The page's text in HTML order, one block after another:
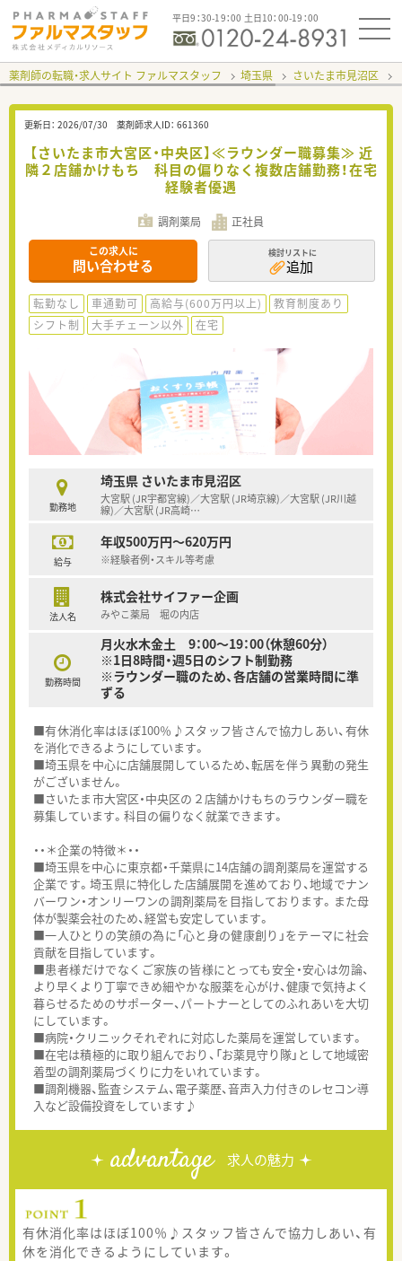
平日9：30-19：00 土日10：00-19：00
薬剤師の転職・求人サイト ファルマスタッフ 埼玉県 さいたま市見沼区
更新日： 2026/07/30 薬剤師求人ID： 661360
【さいたま市大宮区・中央区】≪ラウンダー職募集≫ 近
隣２店舗かけもち 科目の偏りなく複数店舗勤務！在宅
経験者優遇
調剤薬局 正社員
この求人に
問い合わせる
検討リストに
追加
転勤なし 車通勤可 高給与(600万円以上)
教育制度あり
シフト制
大手チェーン以外 在宅
勤務地
埼玉県 さいたま市見沼区
大宮駅 (JR宇都宮線)／大宮駅 (JR埼京線)／大宮駅 (JR川越
線)／大宮駅 (JR高崎…
給与
年収500万円～620万円
※経験者例・スキル等考慮
法人名
株式会社サイファー企画
みやこ薬局 堀の内店
勤務時間
月火水木金土 9：00～19：00（休憩60分）
※1日8時間・週5日のシフト制勤務
※ラウンダー職のため、各店舗の営業時間に準
ずる
■有休消化率はほぼ100％♪スタッフ皆さんで協力しあい、有休
を消化できるようにしています。
■埼玉県を中心に店舗展開しているため、転居を伴う異動の発生
がございません。
■さいたま市大宮区・中央区の２店舗かけもちのラウンダー職を
募集しています。科目の偏りなく就業できます。
・・＊企業の特徴＊・・
■埼玉県を中心に東京都・千葉県に14店舗の調剤薬局を運営する
企業です。埼玉県に特化した店舗展開を進めており、地域でナン
バーワン・オンリーワンの調剤薬局を目指しております。また母
体が製薬会社のため、経営も安定しています。
■一人ひとりの笑顔の為に「心と身の健康創り」をテーマに社会
貢献を目指しています。
■患者様だけでなくご家族の皆様にとっても安全・安心は勿論、
より早くより丁寧できめ細やかな服薬を心がけ、健康で気持よく
暮らせるためのサポーター、パートナーとしてのふれあいを大切
にしています。
■病院・クリニックそれぞれに対応した薬局を運営しています。
■在宅は積極的に取り組んでおり、「お薬見守り隊」として地域密
着型の調剤薬局づくりに力をいれています。
■調剤機器、監査システム、電子薬歴、音声入力付きのレセコン導
入など設備投資をしています♪
advantage 求人の魅力
有休消化率はほぼ100％♪スタッフ皆さんで協力しあい、有
休を消化できるようにしています。